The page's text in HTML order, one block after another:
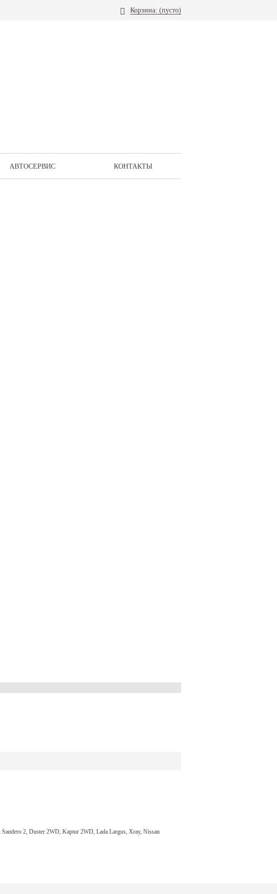
Корзина: (пусто)
АВТОСЕРВИС КОНТАКТЫ
Sandero 2, Duster 2WD, Kaptur 2WD, Lada Largus, Xray, Nissan